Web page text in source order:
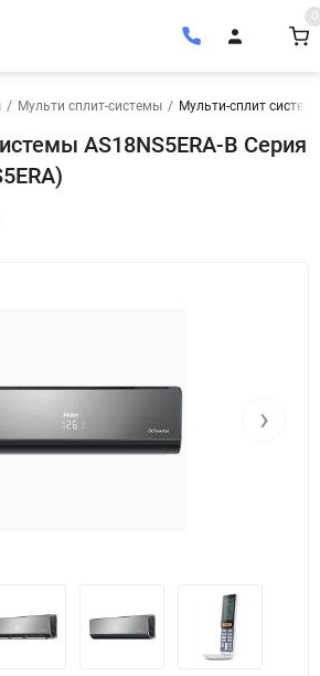
0
/ Мульти сплит-системы / Мульти-сплит
AS18NS5ERA-B Серия
›